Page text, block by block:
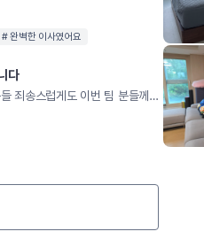
# 완벽한 이사였어요
다
포장이사 이번에 2번째인데, 저번 팀 분들 죄송스럽게도 이번 팀 분들께서 정말 비교될 정도로 너무 깔끔하고 정갈하고 예쁘게 잘 해주셨습니다!!이사온 집 구조가 어려운 부분들이 있었는데, 옷장 단차도 맞춰주시고 칼각으로 정리도 너무 깔끔하게 잘 해주셨습니다. 누가 보면 청소를 따로 맡긴 줄 알 정도에요!아침 9시에 시작했는데 34평 이사가 2시반에 다 끝났습니다ㅎㅎ사진은 중간에 찍어서 약간 난잡한 것도 같이 나왔습니다만, 정말 칼각으로 정리 너무 잘해주셨어요.원래 저희가 살 때보다 더 깨끗해졌습니다^^정말 감사합니다~~